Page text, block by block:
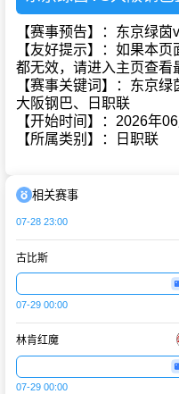
【赛事预告】：东京绿
【友好提示】：如果本
都无效，请进入主页查看
【赛事关键词】：东京
大阪钢巴、日职联
【开始时间】：2026年
【所属类别】：日职联
相关赛事
07-28 23:00
古比斯
07-29 00:00
林肯红魔
07-29 00:00